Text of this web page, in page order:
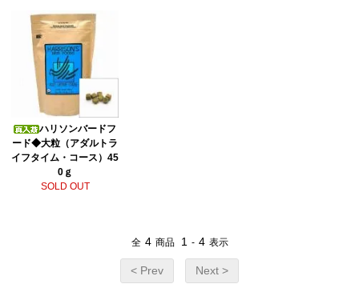
ハリソンバードフ
ード◆大粒（アダルトラ
イフタイム・コース）45
0ｇ
SOLD OUT
全 4 商品 1 - 4 表示
< Prev Next >